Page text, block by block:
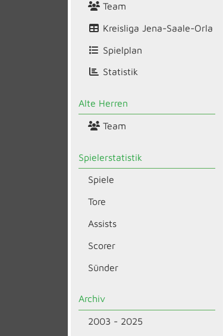
Team
Kreisliga Jena-Saale-Orla
Spielplan
Statistik
Alte Herren
Team
Spielerstatistik
Spiele
Tore
Assists
Scorer
Sünder
Archiv
2003 - 2025